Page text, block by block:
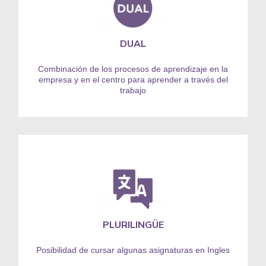
DUAL
Combinación de los procesos de aprendizaje en la
empresa y en el centro para aprender a través del
trabajo
PLURILINGÜE
Posibilidad de cursar algunas asignaturas en Ingles